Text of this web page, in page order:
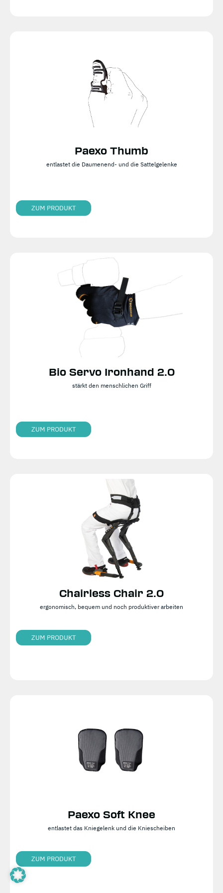
Paexo Thumb
entlastet die Daumenend- und die Sattelgelenke
ZUM PRODUKT
Bio Servo Ironhand 2.0
stärkt den menschlichen Griff
ZUM PRODUKT
Chairless Chair 2.0
ergonomisch, bequem und noch produktiver arbeiten
ZUM PRODUKT
Paexo Soft Knee
entlastet das Kniegelenk und die Kniescheiben
ZUM PRODUKT